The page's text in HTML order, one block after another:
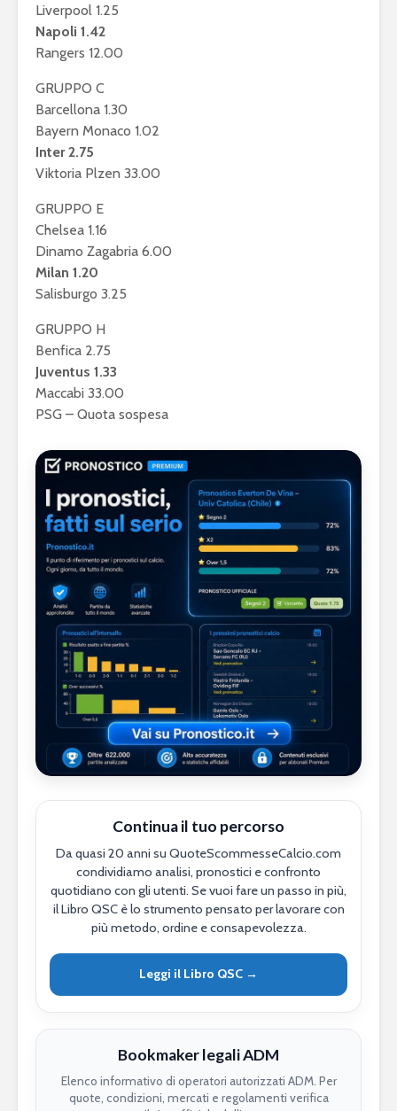
Liverpool 1.25
Napoli 1.42
Rangers 12.00
GRUPPO C
Barcellona 1.30
Bayern Monaco 1.02
Inter 2.75
Viktoria Plzen 33.00
GRUPPO E
Chelsea 1.16
Dinamo Zagabria 6.00
Milan 1.20
Salisburgo 3.25
GRUPPO H
Benfica 2.75
Juventus 1.33
Maccabi 33.00
PSG – Quota sospesa
Continua il tuo percorso
Da quasi 20 anni su QuoteScommesseCalcio.com
condividiamo analisi, pronostici e confronto
quotidiano con gli utenti. Se vuoi fare un passo in più,
il Libro QSC è lo strumento pensato per lavorare con
più metodo, ordine e consapevolezza.
Leggi il Libro QSC →
Bookmaker legali ADM
Elenco informativo di operatori autorizzati ADM. Per
quote, condizioni, mercati e regolamenti verifica